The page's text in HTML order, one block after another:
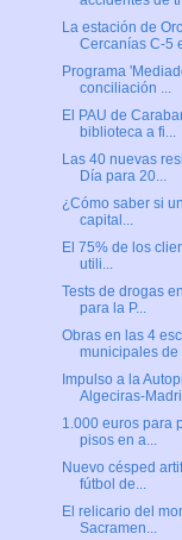
La estación de
Cercanías C-5
Programa
conciliación ...
El PAU de
biblioteca a fi...
Las 40 nuevas
Día para 20...
¿Cómo saber si
capital...
El 75% de los
utili...
Tests de drogas
para la P...
Obras en las 4
municipales de
Impulso a la
Algeciras-
1.000 euros para
pisos en a...
Nuevo césped
fútbol de...
El relicario del
Sacramen...